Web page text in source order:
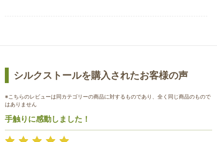
シルクストールを購入されたお客様の声
※こちらのレビューは同カテゴリーの商品に対するものであり、全く同じ商品のもので
はありません
手触りに感動しました！